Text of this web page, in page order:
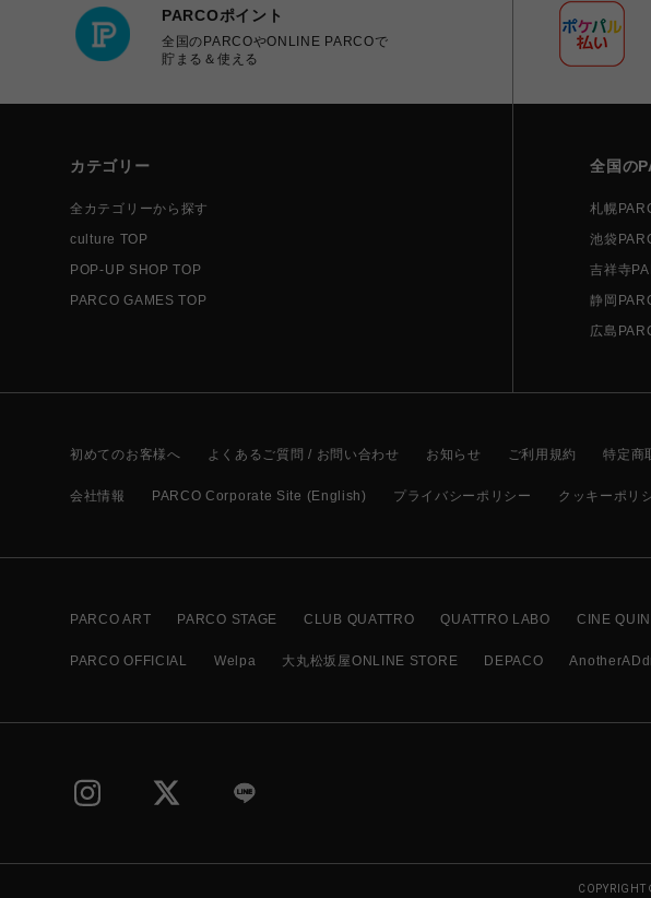
PARCOポイント
全国のPARCOやONLINE PARCOで
貯まる＆使える
カテゴリー
全カテゴリーから探す
culture TOP
POP-UP SHOP TOP
PARCO GAMES TOP
全国の
札幌
池袋
吉祥寺
静岡
広島
初めてのお客様へ よくあるご質問 / お問い合わせ お知らせ ご利用規約 特定商
会社情報 PARCO Corporate Site (English) プライバシーポリシー クッキーポリ
PARCO ART PARCO STAGE CLUB QUATTRO QUATTRO LABO CINE
PARCO OFFICIAL Welpa 大丸松坂屋ONLINE STORE DEPACO
COPYRIGHT